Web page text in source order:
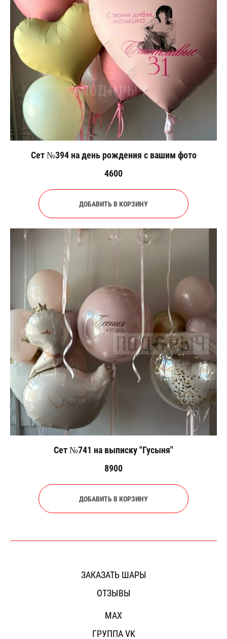
Сет №394 на день рождения с вашим фото
4600
ДОБАВИТЬ В КОРЗИНУ
Сет №741 на выписку "Гусыня"
8900
ДОБАВИТЬ В КОРЗИНУ
ЗАКАЗАТЬ ШАРЫ
ОТЗЫВЫ
MAX
ГРУППА VK